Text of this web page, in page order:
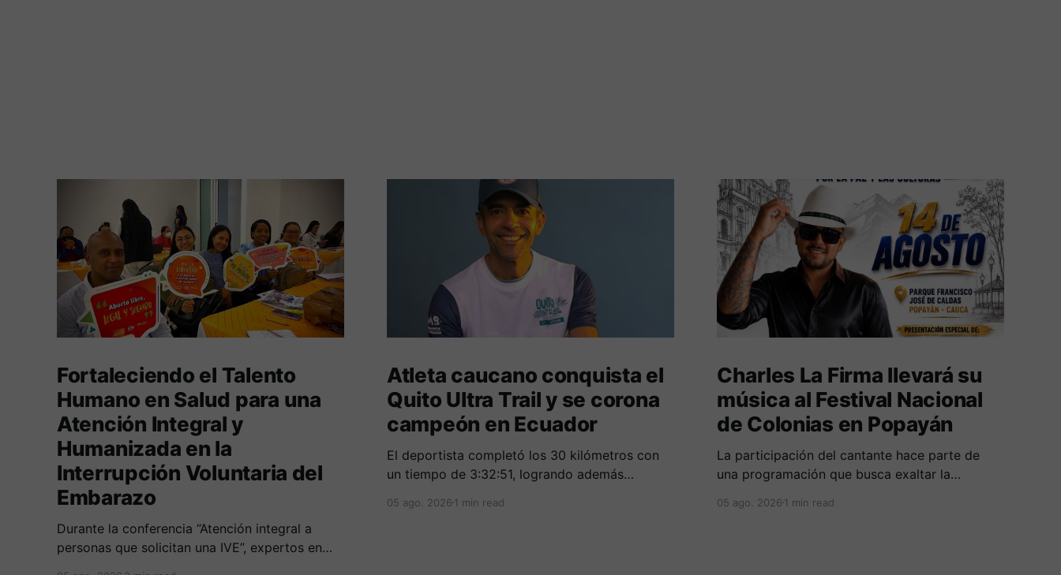
Fortaleciendo el Talento
Humano en Salud para una
Atención Integral y
Humanizada en la
Interrupción Voluntaria del
Embarazo
Durante la conferencia “Atención integral a
personas que solicitan una IVE”, expertos en
Atleta caucano conquista el
Quito Ultra Trail y se corona
campeón en Ecuador
El deportista completó los 30 kilómetros con
un tiempo de 3:32:51, logrando además
clasificación general.
05 ago. 20261 min read
Charles La Firma llevará su
música al Festival Nacional
de Colonias en Popayán
La participación del cantante hace parte de
una programación que busca exaltar la
expresiones artísticas de distintas regiones del
05 ago. 20261 min read